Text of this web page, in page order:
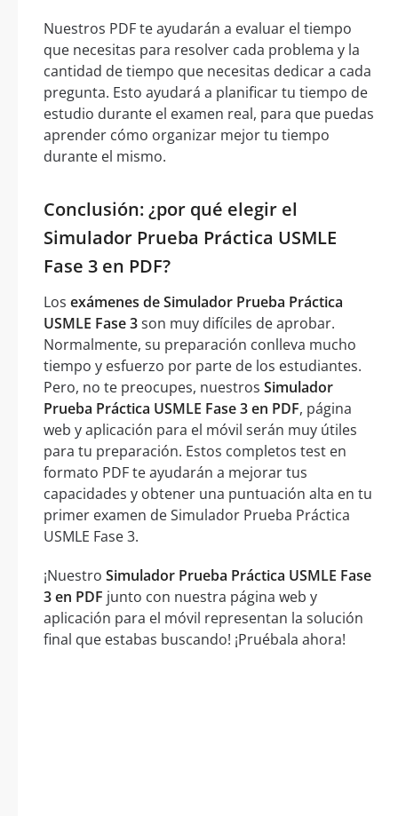
Nuestros PDF te ayudarán a evaluar el tiempo
que necesitas para resolver cada problema y la
cantidad de tiempo que necesitas dedicar a cada
pregunta. Esto ayudará a planificar tu tiempo de
estudio durante el examen real, para que puedas
aprender cómo organizar mejor tu tiempo
durante el mismo.
Conclusión: ¿por qué elegir el
Simulador Prueba Práctica USMLE
Fase 3 en PDF?
Los exámenes de Simulador Prueba Práctica
USMLE Fase 3son muy difíciles de aprobar.
Normalmente, su preparación conlleva mucho
tiempo y esfuerzo por parte de los estudiantes.
Pero, no te preocupes, nuestros Simulador
Prueba Práctica USMLE Fase 3 en PDF, página
web y aplicación para el móvil serán muy útiles
para tu preparación. Estos completos test en
formato PDF te ayudarán a mejorar tus
capacidades y obtener una puntuación alta en tu
primer examen de Simulador Prueba Práctica
USMLE Fase 3.
¡Nuestro Simulador Prueba Práctica USMLE Fase
3 en PDF junto con nuestra página web y
aplicación para el móvil representan la solución
final que estabas buscando! ¡Pruébala ahora!